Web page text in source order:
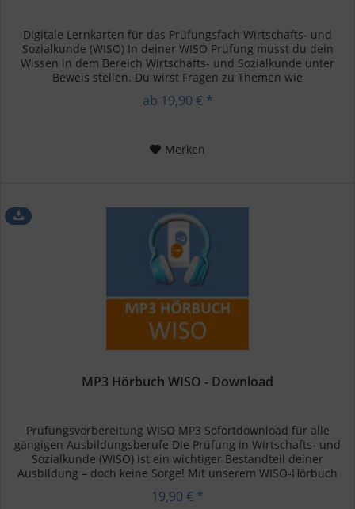
Digitale Lernkarten für das Prüfungsfach Wirtschafts- und
Sozialkunde (WISO) In deiner WISO Prüfung musst du dein
Wissen in dem Bereich Wirtschafts- und Sozialkunde unter
Beweis stellen. Du wirst Fragen zu Themen wie
Betriebswirtschaft,...
ab 19,90 € *
Merken
MP3 Hörbuch WISO - Download
Prüfungsvorbereitung WISO MP3 Sofortdownload für alle
gängigen Ausbildungsberufe Die Prüfung in Wirtschafts- und
Sozialkunde (WISO) ist ein wichtiger Bestandteil deiner
Ausbildung – doch keine Sorge! Mit unserem WISO-Hörbuch
kannst du...
19,90 € *